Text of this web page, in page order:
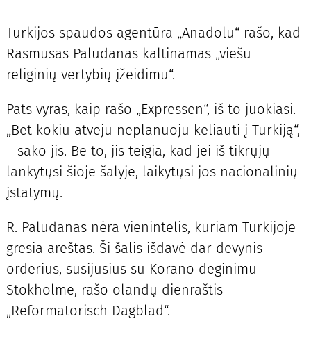
Turkijos spaudos agentūra „Anadolu“ rašo, kad
Rasmusas Paludanas kaltinamas „viešu
religinių vertybių įžeidimu“.
Pats vyras, kaip rašo „Expressen“, iš to juokiasi.
„Bet kokiu atveju neplanuoju keliauti į Turkiją“,
– sako jis. Be to, jis teigia, kad jei iš tikrųjų
lankytųsi šioje šalyje, laikytųsi jos nacionalinių
įstatymų.
R. Paludanas nėra vienintelis, kuriam Turkijoje
gresia areštas. Ši šalis išdavė dar devynis
orderius, susijusius su Korano deginimu
Stokholme, rašo olandų dienraštis
„Reformatorisch Dagblad“.